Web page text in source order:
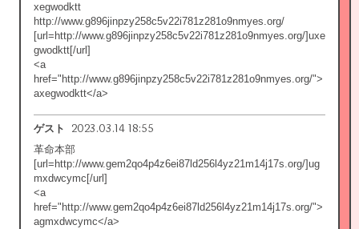
xegwodktt
http://www.g896jinpzy258c5v22i781z281o9nmyes.org/
[url=http://www.g896jinpzy258c5v22i781z281o9nmyes.org/]uxe
gwodktt[/url]
<a
href="http://www.g896jinpzy258c5v22i781z281o9nmyes.org/">
axegwodktt</a>
ゲスト 2023.03.14 18:55
革命本部
[url=http://www.gem2qo4p4z6ei87ld256l4yz21m14j17s.org/]ug
mxdwcymc[/url]
<a
href="http://www.gem2qo4p4z6ei87ld256l4yz21m14j17s.org/">
agmxdwcymc</a>